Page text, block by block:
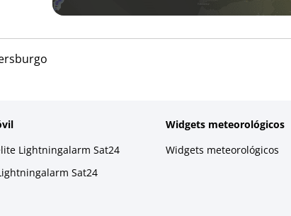
Lightningalarm Sat24
Sat24
Widgets meteorológicos
Widgets meteorológicos